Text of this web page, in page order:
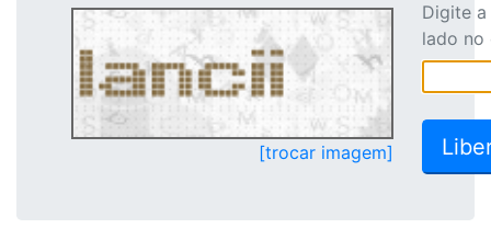
[trocar imagem]
Digite
lado no